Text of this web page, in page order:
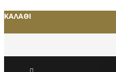
ΚΑΛΆΘΙ